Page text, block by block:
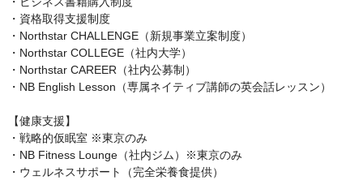
・資格取得支援制度
・Northstar CHALLENGE（新規事業立案制度）
・Northstar COLLEGE（社内大学）
・Northstar CAREER（社内公募制）
・NB English Lesson（専属ネイティブ講師の英会話レッスン）
【健康支援】
・戦略的仮眠室 ※東京のみ
・NB Fitness Lounge（社内ジム）※東京のみ
・ウェルネスサポート（完全栄養食提供）